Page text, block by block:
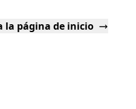
la página de inicio